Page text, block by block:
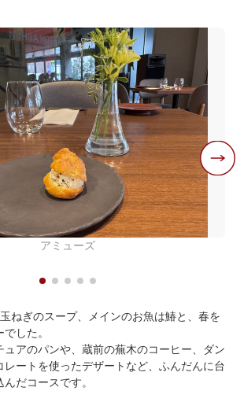
アミューズ
ねぎのスープ、メインのお魚は鰆と、春を
した。
ュアのパンや、蔵前の蕪木のコーヒー、ダン
レートを使ったデザートなど、ふんだんに台
だコースです。